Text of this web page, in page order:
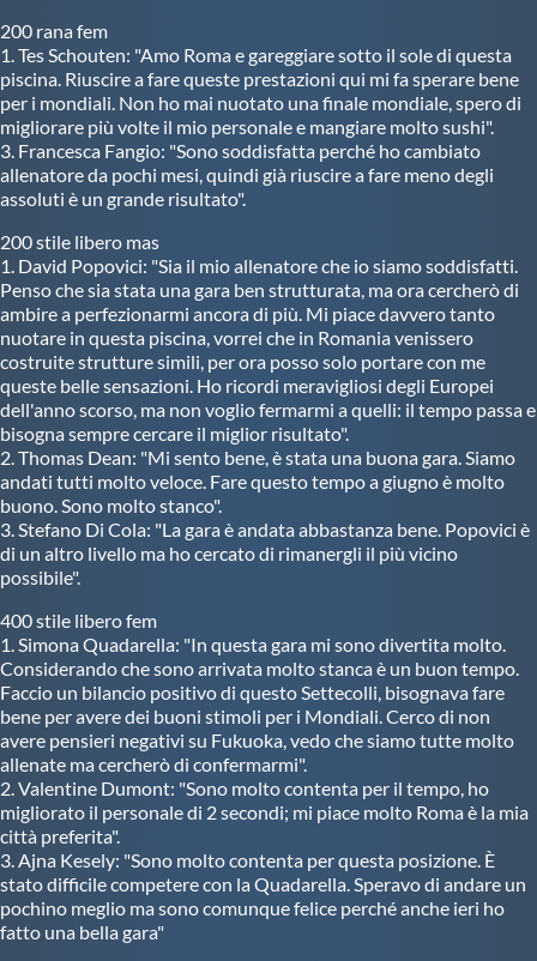
200 rana fem
1. Tes Schouten: "Amo Roma e gareggiare sotto il sole di questa
piscina. Riuscire a fare queste prestazioni qui mi fa sperare bene
per i mondiali. Non ho mai nuotato una finale mondiale, spero di
migliorare più volte il mio personale e mangiare molto sushi".
3. Francesca Fangio: "Sono soddisfatta perché ho cambiato
allenatore da pochi mesi, quindi già riuscire a fare meno degli
assoluti è un grande risultato".
200 stile libero mas
1. David Popovici: "Sia il mio allenatore che io siamo soddisfatti.
Penso che sia stata una gara ben strutturata, ma ora cercherò di
ambire a perfezionarmi ancora di più. Mi piace davvero tanto
nuotare in questa piscina, vorrei che in Romania venissero
costruite strutture simili, per ora posso solo portare con me
queste belle sensazioni. Ho ricordi meravigliosi degli Europei
dell'anno scorso, ma non voglio fermarmi a quelli: il tempo passa e
bisogna sempre cercare il miglior risultato".
2. Thomas Dean: "Mi sento bene, è stata una buona gara. Siamo
andati tutti molto veloce. Fare questo tempo a giugno è molto
buono. Sono molto stanco".
3. Stefano Di Cola: "La gara è andata abbastanza bene. Popovici è
di un altro livello ma ho cercato di rimanergli il più vicino
possibile".
400 stile libero fem
1. Simona Quadarella: "In questa gara mi sono divertita molto.
Considerando che sono arrivata molto stanca è un buon tempo.
Faccio un bilancio positivo di questo Settecolli, bisognava fare
bene per avere dei buoni stimoli per i Mondiali. Cerco di non
avere pensieri negativi su Fukuoka, vedo che siamo tutte molto
allenate ma cercherò di confermarmi".
2. Valentine Dumont: "Sono molto contenta per il tempo, ho
migliorato il personale di 2 secondi; mi piace molto Roma è la mia
città preferita".
3. Ajna Kesely: "Sono molto contenta per questa posizione. È
stato difficile competere con la Quadarella. Speravo di andare un
pochino meglio ma sono comunque felice perché anche ieri ho
fatto una bella gara"